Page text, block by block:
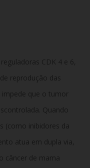
CDK 4 e 6,
reprodução das
impede que o tumor
Quando
(como inibidores da
atua em dupla via,
câncer de mama